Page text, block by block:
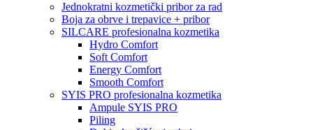
Jednokratni kozmetički pribor za rad
Boja za obrve i trepavice + pribor
SILCARE profesionalna kozmetika
Hydro Comfort
Soft Comfort
Energy Comfort
Smooth Comfort
SYIS PRO profesionalna kozmetika
Ampule SYIS PRO
Piling